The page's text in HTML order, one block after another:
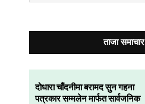
ताजा समाचार
दोधारा चाँदनीमा बरामद सुन गहना
पत्रकार सम्मलेन मार्फत सार्वजनिक